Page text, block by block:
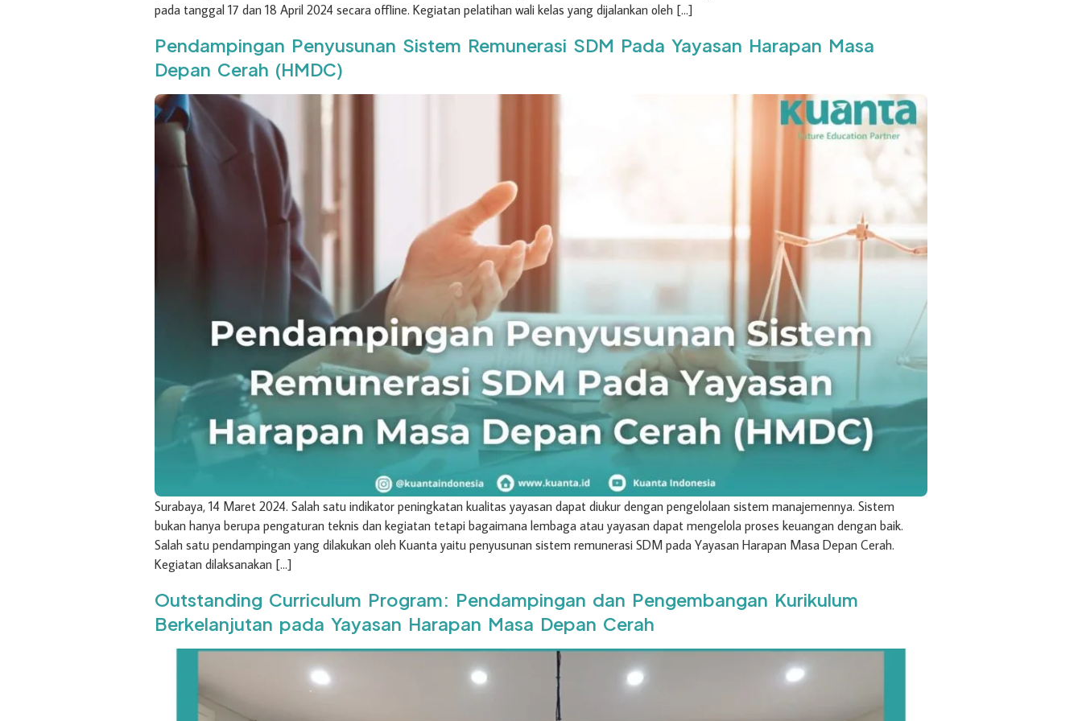
pada tanggal 17 dan 18 April 2024 secara offline. Kegiatan pelatihan wali kelas yang dijalankan oleh […]
Pendampingan Penyusunan Sistem Remunerasi SDM Pada Yayasan Harapan Masa
Depan Cerah (HMDC)
Surabaya, 14 Maret 2024. Salah satu indikator peningkatan kualitas yayasan dapat diukur dengan pengelolaan sistem manajemennya. Sistem
bukan hanya berupa pengaturan teknis dan kegiatan tetapi bagaimana lembaga atau yayasan dapat mengelola proses keuangan dengan baik.
Salah satu pendampingan yang dilakukan oleh Kuanta yaitu penyusunan sistem remunerasi SDM pada Yayasan Harapan Masa Depan Cerah.
Kegiatan dilaksanakan […]
Outstanding Curriculum Program: Pendampingan dan Pengembangan Kurikulum
Berkelanjutan pada Yayasan Harapan Masa Depan Cerah